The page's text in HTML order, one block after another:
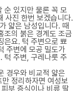
순 있지만 물론 꼭 모
사진 한번 보겠습니다.
얇은 남성입니다. 때
조의 붉은 경계도 조금
은요. 턱 주변으로 뾰
주변에 모공 밀도가
턱 주변, 구레나룻 주
경우와 비교적 얇은
정리하자면 여성보
부 증식이나 비류 딸